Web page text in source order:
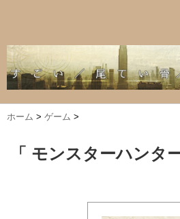
ホーム > ゲーム >
「 モンスターハンタ